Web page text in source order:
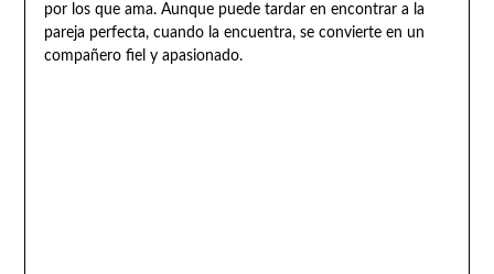
por los que ama. Aunque puede tardar en encontrar a la
pareja perfecta, cuando la encuentra, se convierte en un
compañero fiel y apasionado.